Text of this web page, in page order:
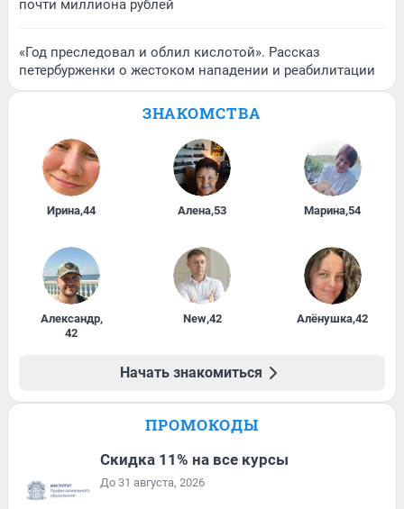
почти миллиона рублей
«Год преследовал и облил кислотой». Рассказ
петербурженки о жестоком нападении и реабилитации
ЗНАКОМСТВА
Ирина,44 Алена,53 Марина,54
Александр,
42
New,42 Алёнушка,42
Начать знакомиться
ПРОМОКОДЫ
Скидка 11% на все курсы
До 31 августа, 2026